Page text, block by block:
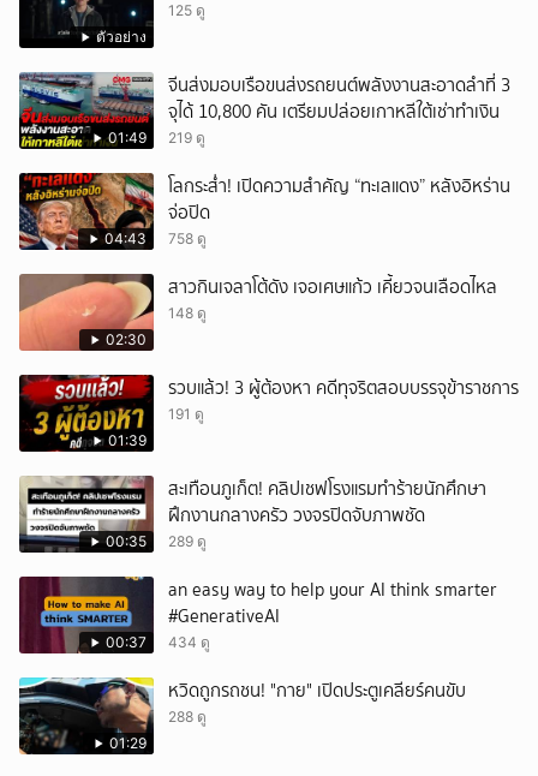
ตัวอย่าง
125 ดู
01:49
จีนส่งมอบเรือขนส่งรถยนต์พลังงานสะอาดลำที่ 3
จุได้ 10,800 คัน เตรียมปล่อยเกาหลีใต้เช่าทำเงิน
219 ดู
04:43
โลกระส่ำ! เปิดความสำคัญ “ทะเลแดง” หลังอิหร่าน
จ่อปิด
758 ดู
02:30
สาวกินเจลาโต้ดัง เจอเศษแก้ว เคี้ยวจนเลือดไหล
148 ดู
01:39
รวบแล้ว! 3 ผู้ต้องหา คดีทุจริตสอบบรรจุข้าราชการ
191 ดู
00:35
สะเทือนภูเก็ต! คลิปเชฟโรงแรมทำร้ายนักศึกษา
ฝึกงานกลางครัว วงจรปิดจับภาพชัด
289 ดู
00:37
an easy way to help your AI think smarter
#GenerativeAI
434 ดู
01:29
หวิดถูกรถชน! "กาย" เปิดประตูเคลียร์คนขับ
288 ดู